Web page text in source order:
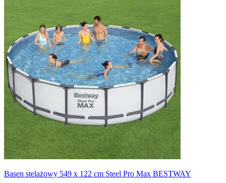
Basen stelażowy 549 x 122 cm Steel Pro Max BESTWAY